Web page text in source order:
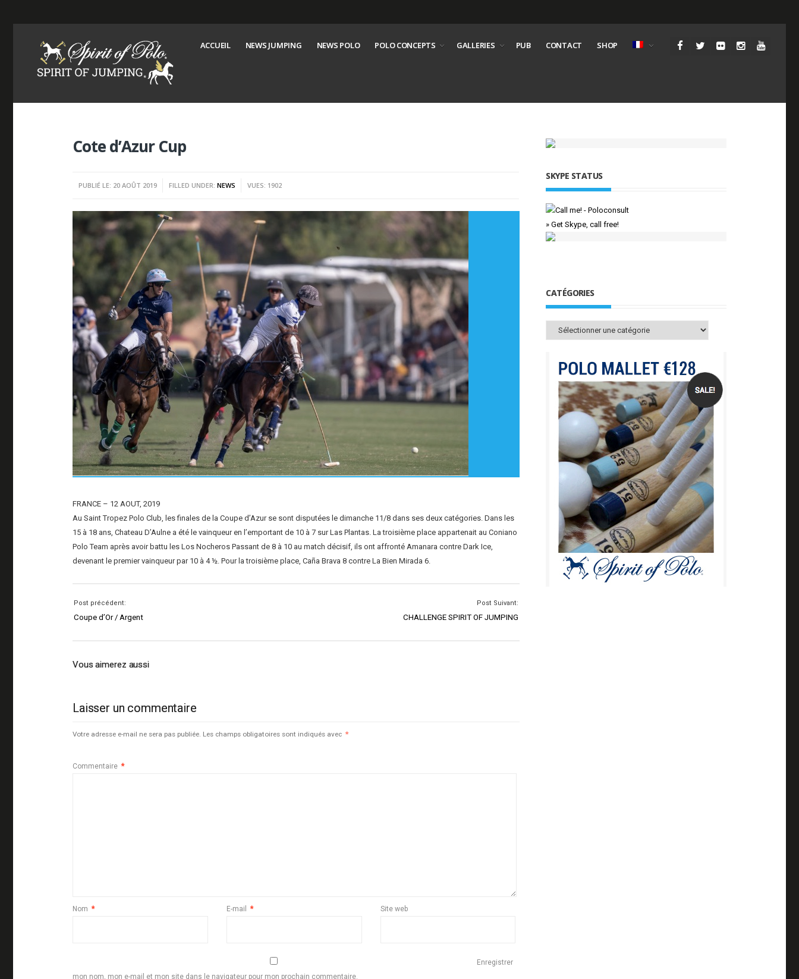
ACCUEIL NEWS JUMPING NEWS POLO POLO CONCEPTS GALLERIES PUB CONTACT SHOP
Cote d’Azur Cup
PUBLIÉ LE: 20 AOÛT 2019 FILLED UNDER:NEWS VUES: 1902
FRANCE – 12 AOUT, 2019
Au Saint Tropez Polo Club, les finales de la Coupe d’Azur se sont disputées le dimanche 11/8 dans ses deux catégories. Dans les
15 à 18 ans, Chateau D’Aulne a été le vainqueur en l’emportant de 10 à 7 sur Las Plantas. La troisième place appartenait au Coniano
Polo Team après avoir battu les Los Nocheros Passant de 8 à 10 au match décisif, ils ont affronté Amanara contre Dark Ice,
devenant le premier vainqueur par 10 à 4 ½. Pour la troisième place, Caña Brava 8 contre La Bien Mirada 6.
Post précédent:
Coupe d’Or / Argent
Post Suivant:
CHALLENGE SPIRIT OF JUMPING
Vous aimerez aussi
Laisser un commentaire
Votre adresse e-mail ne sera pas publiée. Les champs obligatoires sont indiqués avec *
Commentaire *
Nom * E-mail * Site web
Enregistrer
mon nom, mon e-mail et mon site dans le navigateur pour mon prochain commentaire.
SKYPE STATUS
» Get Skype, call free!
CATÉGORIES
Catégories